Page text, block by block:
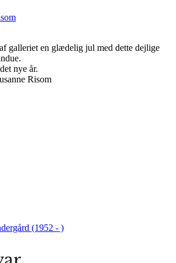
galleriet en glædelig jul med dette dejlige
nye år.
Risom
(1952 - )